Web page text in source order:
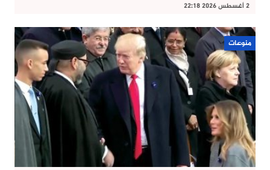
2 أغسطس 2026 22:18
منوعات